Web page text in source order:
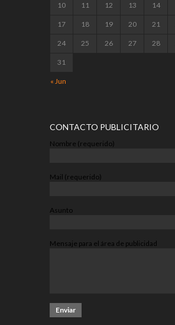
« Jun
10 11 12 13 14
17 18 19 20 21
24 25 26 27 28
31
CONTACTO PUBLICITARIO
Nombre (requerido)
Mail (requerido)
Asunto
Mensaje para el área de publicidad